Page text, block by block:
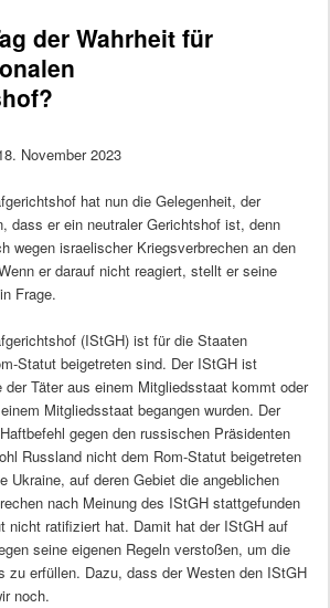
der Wahrheit für
November 2023
hat nun die Gelegenheit, der
dass er ein neutraler Gerichtshof ist, denn
wegen israelischer Kriegsverbrechen an den
er darauf nicht reagiert, stellt er seine
Frage.
(IStGH) ist für die Staaten
Statut beigetreten sind. Der IStGH ist
Täter aus einem Mitgliedsstaat kommt oder
Mitgliedsstaat begangen wurden. Der
gegen den russischen Präsidenten
Russland nicht dem Rom-Statut beigetreten
Ukraine, auf deren Gebiet die angeblichen
nach Meinung des IStGH stattgefunden
nicht ratifiziert hat. Damit hat der IStGH auf
seine eigenen Regeln verstoßen, um die
zu erfüllen. Dazu, dass der Westen den IStGH
noch.